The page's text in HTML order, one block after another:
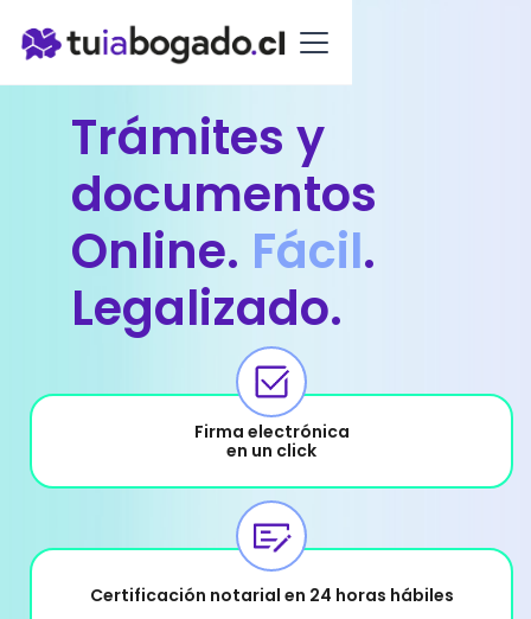
Trámites y
documentos
Online. Fácil.
Legalizado.
Firma electrónica
en un click
Certificación notarial en 24 horas hábiles